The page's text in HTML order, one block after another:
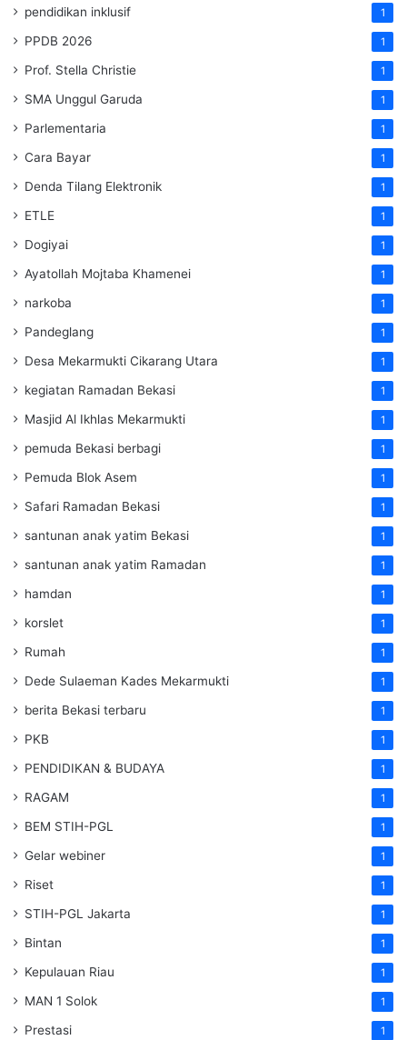
pendidikan inklusif 1
PPDB 2026 1
Prof. Stella Christie 1
SMA Unggul Garuda 1
Parlementaria 1
Cara Bayar 1
Denda Tilang Elektronik 1
ETLE 1
Dogiyai 1
Ayatollah Mojtaba Khamenei 1
narkoba 1
Pandeglang 1
Desa Mekarmukti Cikarang Utara 1
kegiatan Ramadan Bekasi 1
Masjid Al Ikhlas Mekarmukti 1
pemuda Bekasi berbagi 1
Pemuda Blok Asem 1
Safari Ramadan Bekasi 1
santunan anak yatim Bekasi 1
santunan anak yatim Ramadan 1
hamdan 1
korslet 1
Rumah 1
Dede Sulaeman Kades Mekarmukti 1
berita Bekasi terbaru 1
PKB 1
PENDIDIKAN & BUDAYA 1
RAGAM 1
BEM STIH-PGL 1
Gelar webiner 1
Riset 1
STIH-PGL Jakarta 1
Bintan 1
Kepulauan Riau 1
MAN 1 Solok 1
Prestasi 1